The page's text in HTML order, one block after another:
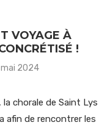
VOYAGE À
!
mai 2024
la chorale de Saint Lys
afin de rencontrer les